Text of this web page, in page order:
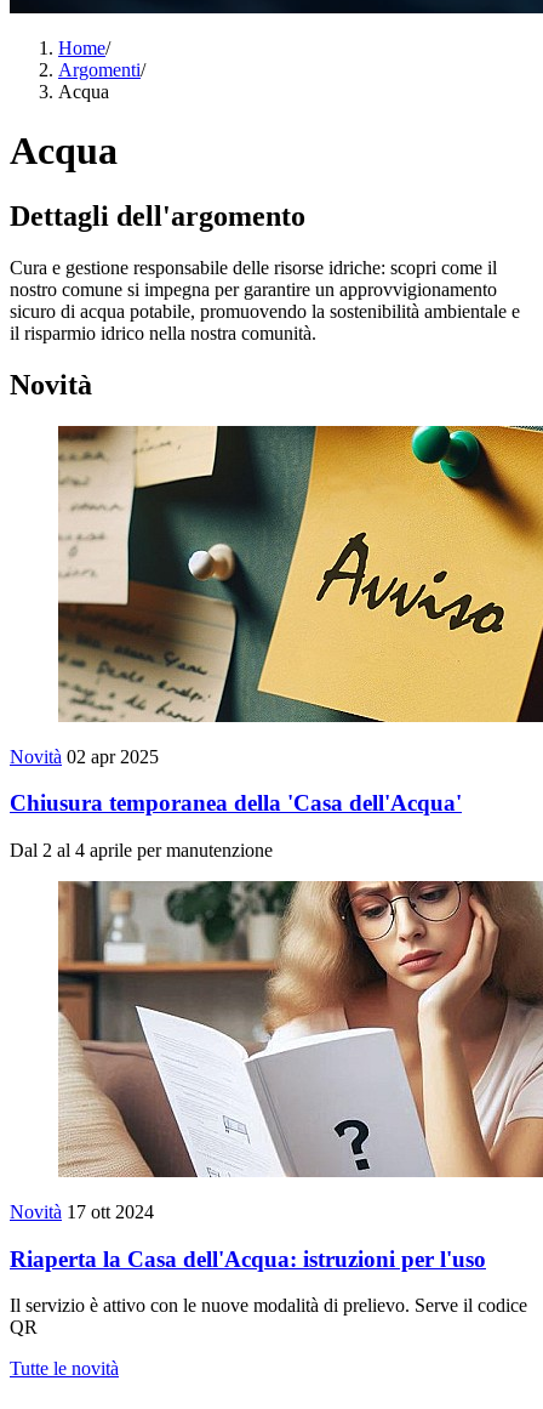
Home/
Argomenti/
Acqua
Acqua
Dettagli dell'argomento
Cura e gestione responsabile delle risorse idriche: scopri come il
nostro comune si impegna per garantire un approvvigionamento
sicuro di acqua potabile, promuovendo la sostenibilità ambientale e
il risparmio idrico nella nostra comunità.
Novità
Novità 02 apr 2025
Chiusura temporanea della 'Casa dell'Acqua'
Dal 2 al 4 aprile per manutenzione
Novità 17 ott 2024
Riaperta la Casa dell'Acqua: istruzioni per l'uso
Il servizio è attivo con le nuove modalità di prelievo. Serve il codice
QR
Tutte le novità